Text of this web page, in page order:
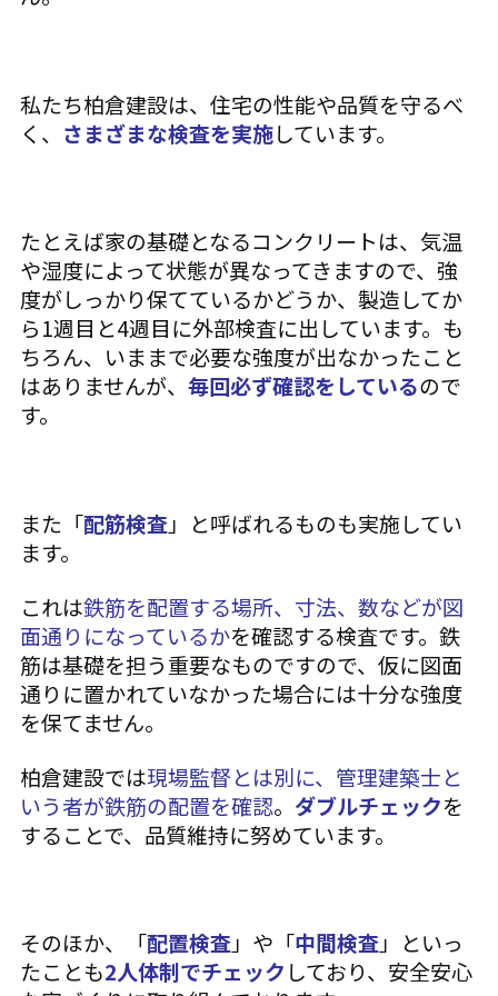
私たち柏倉建設は、住宅の性能や品質を守るべ
く、 さまざまな検査を実施しています。
たとえば家の基礎となるコンクリートは、気温
や湿度によって状態が異なってきますので、強
度がしっかり保てているかどうか、製造してか
ら1週目と4週目に外部検査に出しています。も
ちろん、いままで必要な強度が出なかったこと
はありませんが、 毎回必ず確認をしているので
す。
また「配筋検査」と呼ばれるものも実施してい
ます。
これは鉄筋を配置する場所、寸法、数などが図
面通りになっているかを確認する検査です。鉄
筋は基礎を担う重要なものですので、仮に図面
通りに置かれていなかった場合には十分な強度
を保てません。
柏倉建設では現場監督とは別に、管理建築士と
いう者が鉄筋の配置を確認。 ダブルチェックを
することで、品質維持に努めています。
そのほか、「配置検査」や「中間検査」といっ
たことも2人体制でチェック しており、安全安心